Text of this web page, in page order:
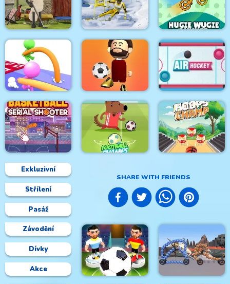
Exkluzivní
Střílení
Pasáž
Závodění
Dívky
Akce
SHARE WITH FRIENDS
Mini Golf Club Head Soccer 2023 Dirt Bike MotoCross
Shaun The Sheep
Baahmy Golf
GP Ski Slalom Hugie Wugie Runner
Pole Vault 3D Football juggle Air Hockey
Basketball serial
shooter
Football Champs Hoops Champ 3D